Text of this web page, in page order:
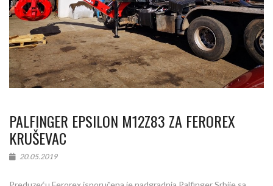
PALFINGER EPSILON M12Z83 ZA FEROREX
KRUŠEVAC
20.05.2019